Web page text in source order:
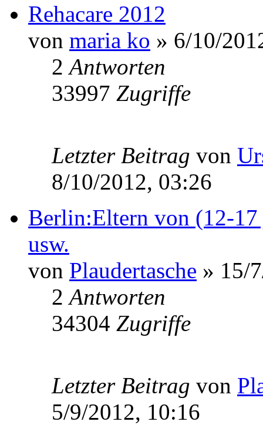
Rehacare 2012
von maria ko » 6/10/
2Antworten
33997 Zugriffe
Letzter Beitrag von
8/10/2012, 03:26
Berlin:Eltern von (12-
usw.
von Plaudertasche » 15/
2Antworten
34304 Zugriffe
Letzter Beitrag von
5/9/2012, 10:16